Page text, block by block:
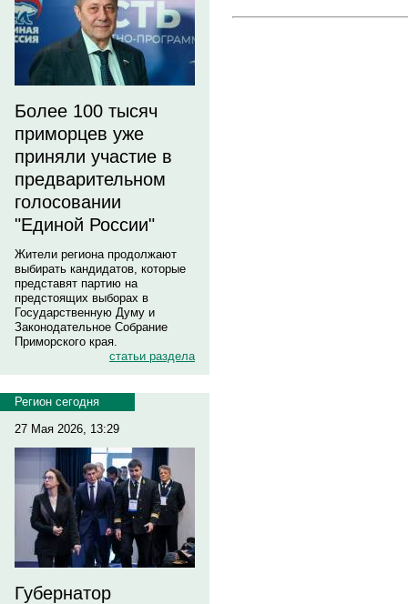
Более 100 тысяч
приморцев уже
приняли участие в
предварительном
голосовании
"Единой России"
Жители региона продолжают
выбирать кандидатов, которые
представят партию на
предстоящих выборах в
Государственную Думу и
Законодательное Собрание
Приморского края.
статьи раздела
Регион сегодня
27 Мая 2026, 13:29
Губернатор